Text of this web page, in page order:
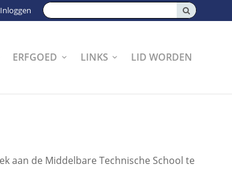
Zoeken:
Inloggen
ERFGOED LINKS LID WORDEN
aan de Middelbare Technische School te